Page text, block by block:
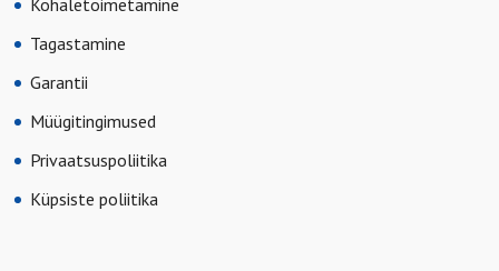
Kohaletoimetamine
Tagastamine
Garantii
Müügitingimused
Privaatsuspoliitika
Küpsiste poliitika